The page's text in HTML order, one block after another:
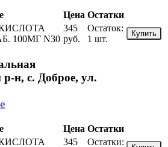
Цена Остатки
100МГ N30
345
руб.
Остаток:
1 шт.
Купить
н, с. Доброе, ул.
Цена Остатки
345
Остатки: